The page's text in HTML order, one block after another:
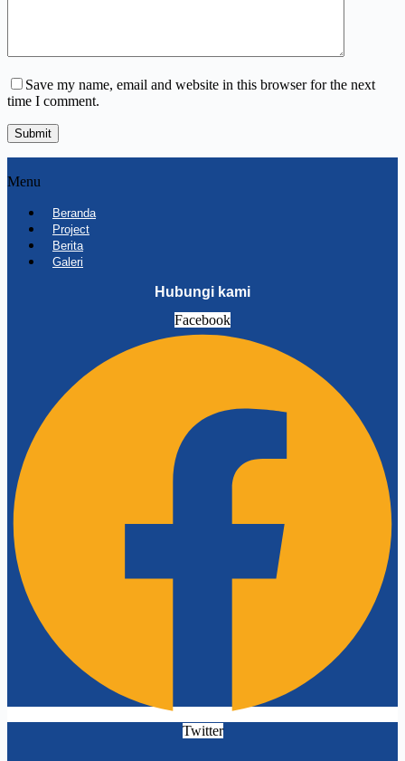
Save my name, email and website in this browser for the next
time I comment.
Submit
Menu
Beranda
Project
Berita
Galeri
Hubungi kami
Facebook
Twitter